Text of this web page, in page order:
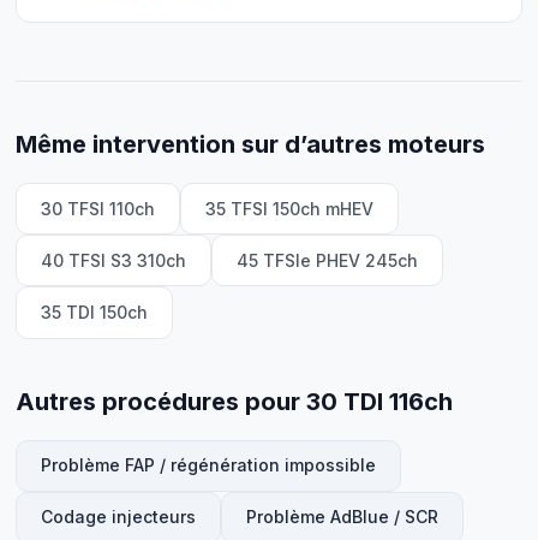
Même intervention sur d’autres moteurs
30 TFSI 110ch 35 TFSI 150ch mHEV
40 TFSI S3 310ch 45 TFSIe PHEV 245ch
35 TDI 150ch
Autres procédures pour 30 TDI 116ch
Problème FAP / régénération impossible
Codage injecteurs Problème AdBlue / SCR